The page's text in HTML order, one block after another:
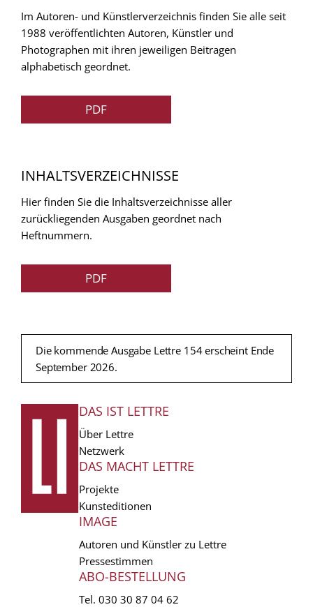
Im Autoren- und Künstlerverzeichnis finden Sie alle seit
1988 veröffentlichten Autoren, Künstler und
Photographen mit ihren jeweiligen Beitragen
alphabetisch geordnet.
PDF
INHALTSVERZEICHNISSE
Hier finden Sie die Inhaltsverzeichnisse aller
zurückliegenden Ausgaben geordnet nach
Heftnummern.
PDF
Die kommende Ausgabe Lettre 154 erscheint Ende
September 2026.
FUSSZEILE
DAS IST LETTRE
Über Lettre
Netzwerk
DAS MACHT LETTRE
Projekte
Kunsteditionen
IMAGE
Autoren und Künstler zu Lettre
Pressestimmen
ABO-BESTELLUNG
Tel. 030 30 87 04 62